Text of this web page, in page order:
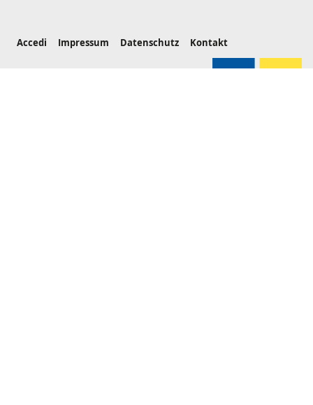
Servicenavigation
Accedi Impressum Datenschutz Kontakt